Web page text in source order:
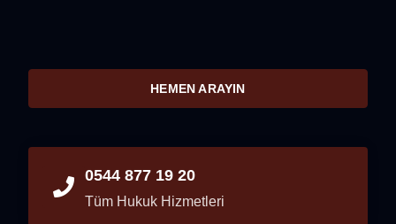
HEMEN ARAYIN
0544 877 19 20
Tüm Hukuk Hizmetleri